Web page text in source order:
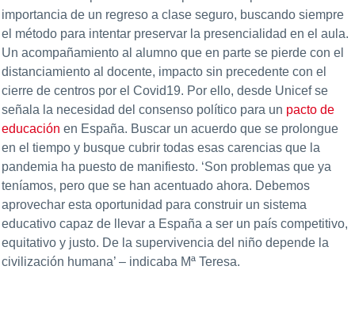
importancia de un regreso a clase seguro, buscando siempre
el método para intentar preservar la presencialidad en el aula.
Un acompañamiento al alumno que en parte se pierde con el
distanciamiento al docente, impacto sin precedente con el
cierre de centros por el Covid19. Por ello, desde Unicef se
señala la necesidad del consenso político para un pacto de
educación en España. Buscar un acuerdo que se prolongue
en el tiempo y busque cubrir todas esas carencias que la
pandemia ha puesto de manifiesto. ‘Son problemas que ya
teníamos, pero que se han acentuado ahora. Debemos
aprovechar esta oportunidad para construir un sistema
educativo capaz de llevar a España a ser un país competitivo,
equitativo y justo. De la supervivencia del niño depende la
civilización humana’ – indicaba Mª Teresa.